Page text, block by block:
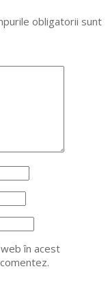
obligatorii sunt
în acest